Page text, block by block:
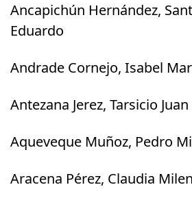
Ancapichún Hernández,
Eduardo
Andrade Cornejo, Isabel
Antezana Jerez, Tarsicio Juan
Aqueveque Muñoz, Pedro
Aracena Pérez, Claudia